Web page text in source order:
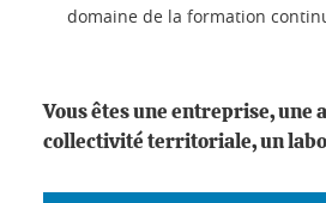
domaine de la formation
Vous êtes une entreprise, une
collectivité territoriale, un